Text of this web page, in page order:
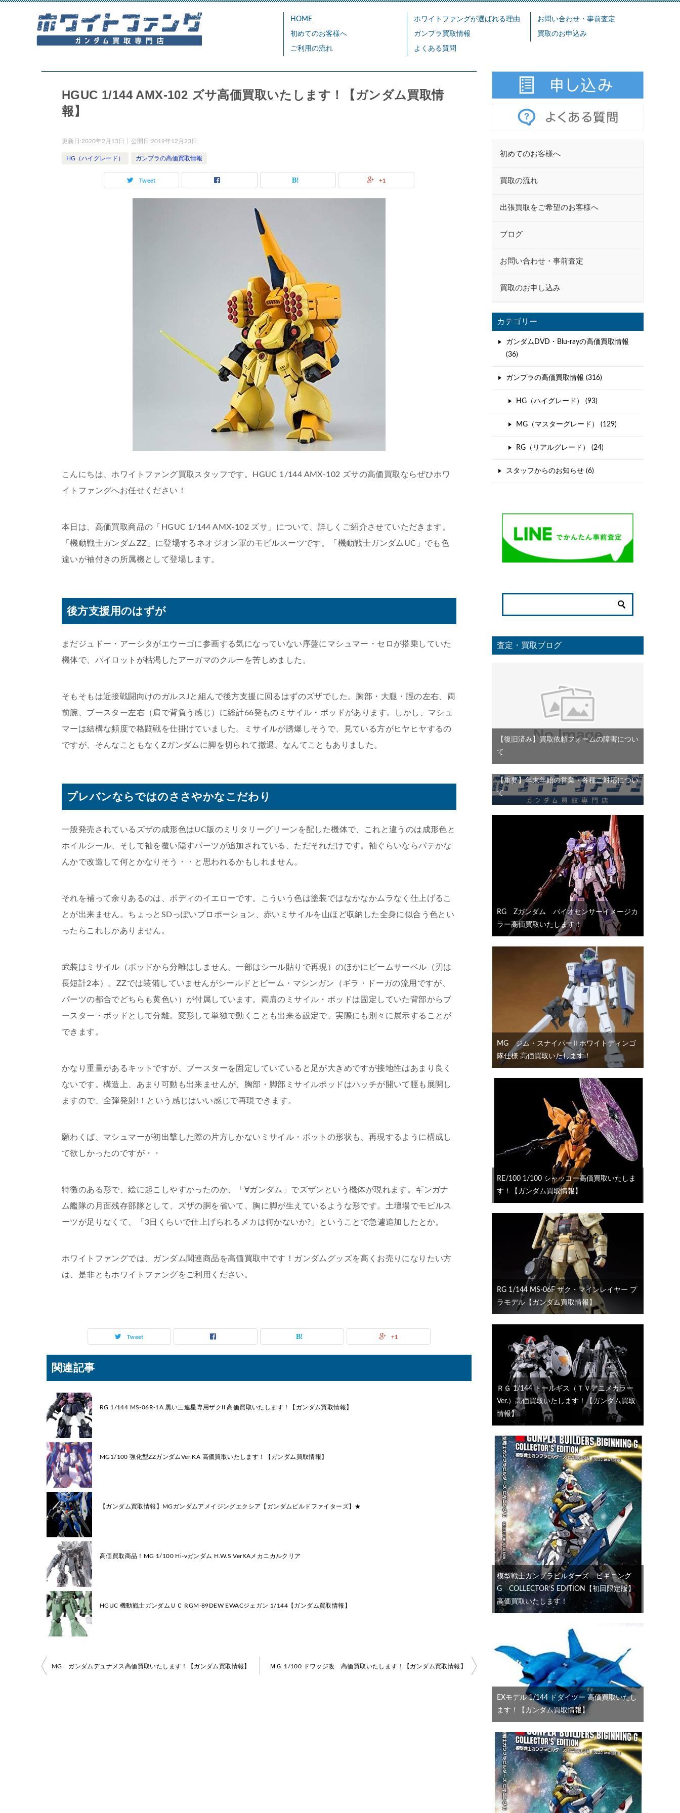
HOME
初めてのお客様へ
ご利用の流れ
ホワイトファングが選ばれる理由
ガンプラ買取情報
よくある質問
お問い合わせ・事前査定
買取のお申込み
HGUC 1/144 AMX-102 ズサ高価買取いたします！【ガンダム買取情
報】
更新日:2020年2月13日 公開日:2019年12月23日
HG（ハイグレード） ガンプラの高価買取情報
Tweet +1
こんにちは、ホワイトファング買取スタッフです。HGUC 1/144 AMX-102 ズサの高価買取ならぜひホワ
イトファングへお任せください！
本日は、高価買取商品の「HGUC 1/144 AMX-102 ズサ」について、詳しくご紹介させていただきます。
「機動戦士ガンダムZZ」に登場するネオジオン軍のモビルスーツです。「機動戦士ガンダムUC」でも色
違いが袖付きの所属機として登場します。
後方支援用のはずが
まだジュドー・アーシタがエウーゴに参画する気になっていない序盤にマシュマー・セロが搭乗していた
機体で、パイロットが枯渇したアーガマのクルーを苦しめました。
そもそもは近接戦闘向けのガルスJと組んで後方支援に回るはずのズザでした。胸部・大腿・脛の左右、両
前腕、ブースター左右（肩で背負う感じ）に総計66発ものミサイル・ポッドがあります。しかし、マシュ
マーは結構な頻度で格闘戦を仕掛けていました。ミサイルが誘爆しそうで、見ている方がヒヤヒヤするの
ですが、そんなこともなくZガンダムに脚を切られて撤退、なんてこともありました。
プレバンならではのささやかなこだわり
一般発売されているズザの成形色はUC版のミリタリーグリーンを配した機体で、これと違うのは成形色と
ホイルシール、そして袖を覆い隠すパーツが追加されている、ただそれだけです。袖ぐらいならパテかな
んかで改造して何とかなりそう・・と思われるかもしれません。
それを補って余りあるのは、ボディのイエローです。こういう色は塗装ではなかなかムラなく仕上げるこ
とが出来ません。ちょっとSDっぽいプロポーション、赤いミサイルを山ほど収納した全身に似合う色とい
ったらこれしかありません。
武装はミサイル（ポッドから分離はしません。一部はシール貼りで再現）のほかにビームサーベル（刃は
長短計2本）。ZZでは装備していませんがシールドとビーム・マシンガン（ギラ・ドーガの流用ですが、
パーツの都合でどちらも黄色い）が付属しています。両肩のミサイル・ポッドは固定していた背部からブ
ースター・ポッドとして分離。変形して単独で動くことも出来る設定で、実際にも別々に展示することが
できます。
かなり重量があるキットですが、ブースターを固定していていると足が大きめですが接地性はあまり良く
ないです。構造上、あまり可動も出来ませんが、胸部・脚部ミサイルポッドはハッチが開いて脛も展開し
ますので、全弾発射!！という感じはいい感じで再現できます。
願わくば、マシュマーが初出撃した際の片方しかないミサイル・ボットの形状も、再現するように構成し
て欲しかったのですが・・
特徴のある形で、絵に起こしやすかったのか、「∀ガンダム」でズザンという機体が現れます。ギンガナ
ム艦隊の月面残存部隊として、ズザの胴を省いて、胸に脚が生えているような形です。土壇場でモビルス
ーツが足りなくて、「3日くらいで仕上げられるメカは何かないか?」ということで急遽追加したとか。
ホワイトファングでは、ガンダム関連商品を高価買取中です！ガンダムグッズを高くお売りになりたい方
は、是非ともホワイトファングをご利用ください。
Tweet +1
関連記事
RG 1/144 MS-06R-1A 黒い三連星専用ザクII 高価買取いたします！【ガンダム買取情報】
MG1/100 強化型ΖΖガンダムVer.KA 高価買取いたします！【ガンダム買取情報】
【ガンダム買取情報】MGガンダムアメイジングエクシア【ガンダムビルドファイターズ】★
高価買取商品！MG 1/100 Hi-νガンダム H.W.S VerKAメカニカルクリア
HGUC 機動戦士ガンダムＵＣ RGM-89DEW EWACジェガン 1/144【ガンダム買取情報】
投
MG ガンダムデュナメス高価買取いたします！【ガンダム買取情報】 ＭＧ 1/100 ドワッジ改 高価買取いたします！【ガンダム買取情報】
初めてのお客様へ
買取の流れ
出張買取をご希望のお客様へ
ブログ
お問い合わせ・事前査定
買取のお申し込み
カテゴリー
ガンダムDVD・Blu-rayの高価買取情報
(36)
ガンプラの高価買取情報 (316)
HG（ハイグレード） (93)
MG（マスターグレード） (129)
RG（リアルグレード） (24)
スタッフからのお知らせ (6)
査定・買取ブログ
【復旧済み】買取依頼フォームの障害につい
て
【重要】年末年始の営業・各種ご対応につい
て
RG Ζガンダム バイオセンサーイメージカ
ラー高価買取いたします！
MG ジム・スナイパーⅡホワイトディンゴ
隊仕様 高価買取いたします！
RE/100 1/100 シャッコー高価買取いたしま
す！【ガンダム買取情報】
RG 1/144 MS-06F ザク・マインレイヤー プ
ラモデル【ガンダム買取情報】
ＲＧ 1/144 トールギス（ＴＶアニメカラー
Ver.）高価買取いたします！【ガンダム買取
情報】
模型戦士ガンプラビルダーズ ビギニング
G COLLECTOR’S EDITION【初回限定版】
高価買取いたします！
EXモデル 1/144 ドダイツー 高価買取いたし
ます！【ガンダム買取情報】